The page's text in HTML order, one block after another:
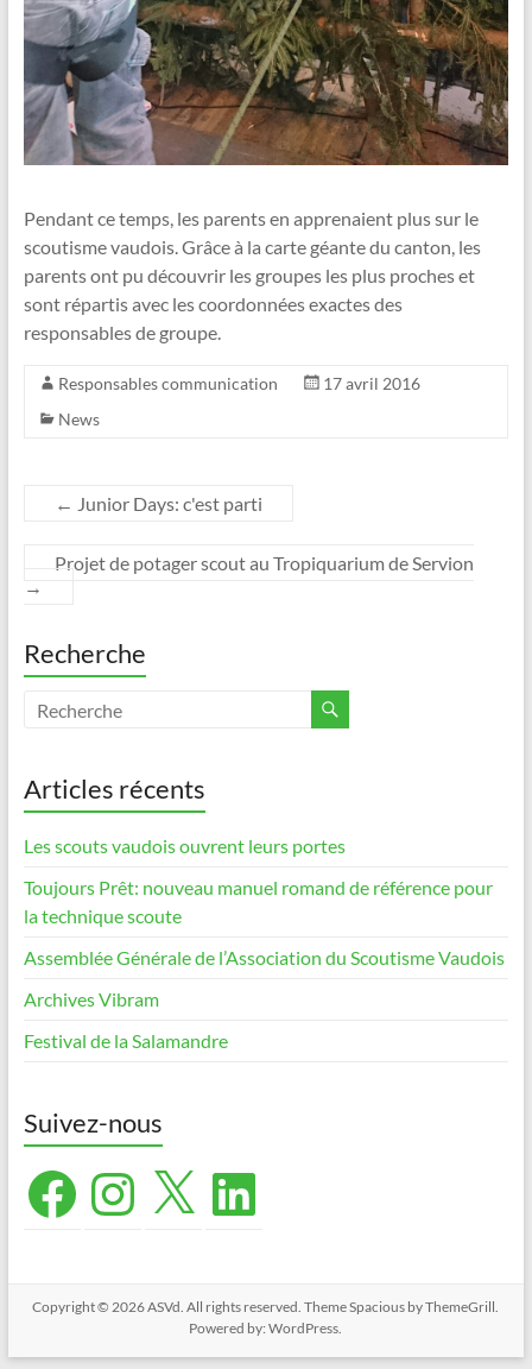
Pendant ce temps, les parents en apprenaient plus sur le
scoutisme vaudois. Grâce à la carte géante du canton, les
parents ont pu découvrir les groupes les plus proches et
sont répartis avec les coordonnées exactes des
responsables de groupe.
Responsables communication
17 avril 2016
News
← Junior Days: c'est parti
Projet de potager scout au Tropiquarium de Servion
→
Recherche
Articles récents
Les scouts vaudois ouvrent leurs portes
Toujours Prêt: nouveau manuel romand de référence pour
la technique scoute
Assemblée Générale de l’Association du Scoutisme Vaudois
Archives Vibram
Festival de la Salamandre
Suivez-nous
FacebookInstagram
X LinkedIn
Copyright © 2026ASVd. All rights reserved. ThemeSpacious by ThemeGrill.
Powered by:WordPress.